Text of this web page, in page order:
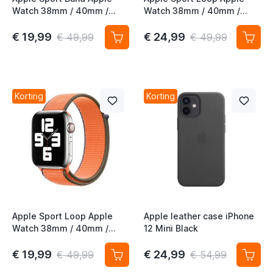
Watch 38mm / 40mm /
41mm / 42mm (PRODUCT)
Red 4th Gen
€ 19,99 € 49,99
Watch 38mm / 40mm /
41mm / 42mm Inverness
Green
€ 24,99 € 49,99
Korting
Apple Sport Loop Apple
Watch 38mm / 40mm /
41mm / 42mm Kumquat
€ 19,99 € 49,99
Korting
Apple leather case iPhone
12 Mini Black
€ 24,99 € 54,99